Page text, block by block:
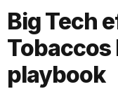
Big Tech
playbook